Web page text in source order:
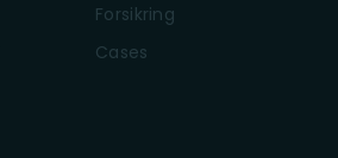
Forsikring
Cases